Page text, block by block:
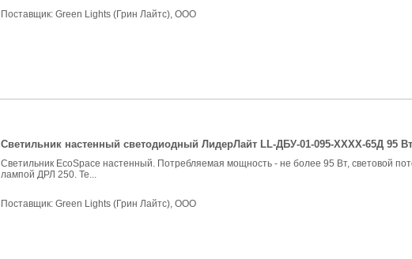
Поставщик: Green Lights (Грин Лайтс), ООО
Светильник настенный светодиодный ЛидерЛайт LL-ДБУ-01-095-ХХХХ-65Д 95 Вт
Светильник EcoSpace настенный. Потребляемая мощность - не более 95 Вт, световой
лампой ДРЛ 250. Те...
Поставщик: Green Lights (Грин Лайтс), ООО